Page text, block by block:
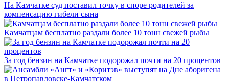
На Камчатке суд поставил точку в споре родителей за
компенсацию гибели сына
Камчатцам бесплатно раздали более 10 тонн свежей рыбы
За год бензин на Камчатке подорожал почти на 20 процентов